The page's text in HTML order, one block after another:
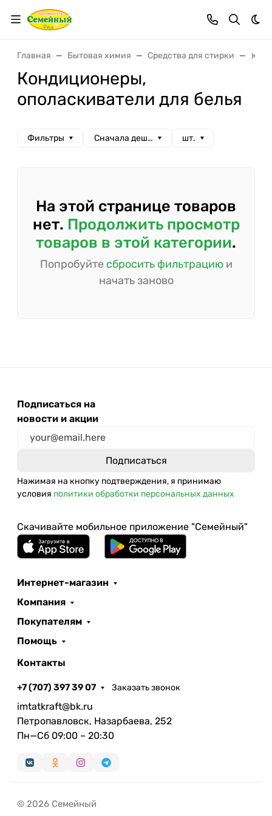
Главная Бытовая химия Средства для стирки
Кондиционеры,
ополаскиватели для белья
Фильтры Сначала дешевые шт.
На этой странице товаров
нет. Продолжить просмотр
товаров в этой категории.
Попробуйте сбросить фильтрациюи
начать заново
Подписаться на
новости и акции
Нажимая на кнопку подтверждения, я принимаю
условия политики обработки персональных данных
Скачивайте мобильное приложение "Семейный"
Интернет-магазин
Компания
Покупателям
Помощь
Контакты
+7 (707) 397 39 07 Заказать звонок
imtatkraft@bk.ru
Петропавловск, Назарбаева, 252
Пн—Сб 09:00 – 20:30
© 2026 Семейный